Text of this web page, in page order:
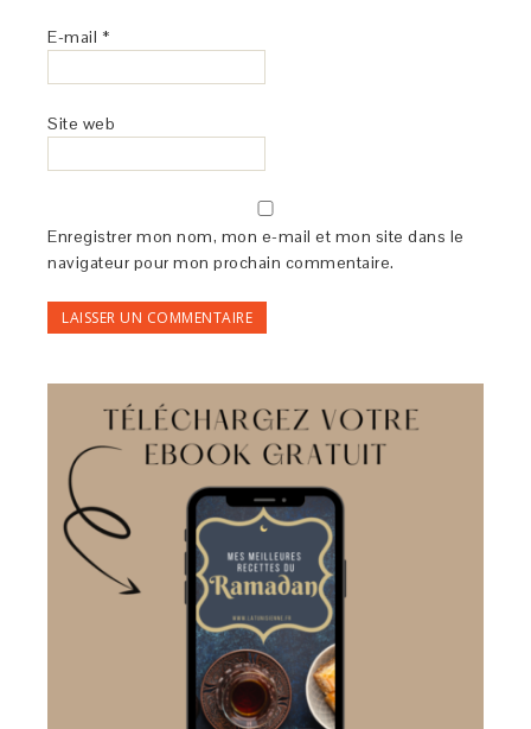
E-mail *
Site web
Enregistrer mon nom, mon e-mail et mon site dans le
navigateur pour mon prochain commentaire.